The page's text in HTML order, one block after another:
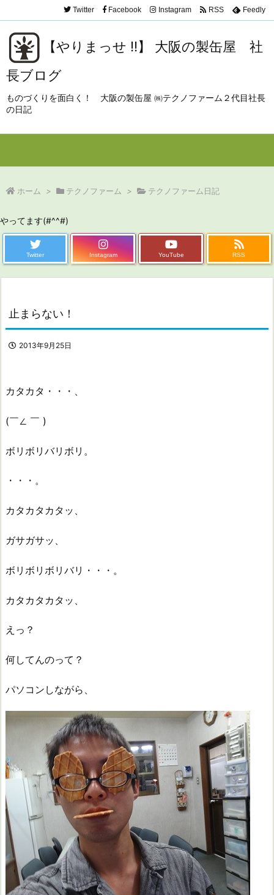
【やりまっせ !!】 大阪の製缶屋 社
長ブログ
ものづくりを面白く！ 大阪の製缶屋 ㈱テクノファーム２代目社長
の日記
Twitter Facebook Instagram RSS Feedly
ホーム > テクノファーム > テクノファーム日記
やってます(#^^#)
Twitter Instagram YouTube RSS
止まらない！
2013年9月25日
カタカタ・・・、
(￣∠ ￣ )
ボリボリバリボリ。
・・・。
カタカタカタッ、
ガサガサッ、
ボリボリボリバリ・・・ 。
カタカタカタッ、
えっ？
何してんのって？
パソコンしながら、